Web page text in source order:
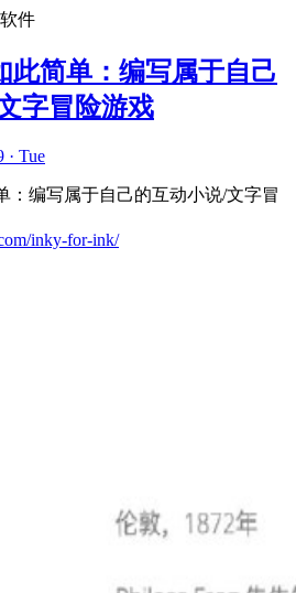
件
此简单：编写属于自己
字冒险游戏
· Tue
：编写属于自己的互动小说/文字冒
inky-for-ink/